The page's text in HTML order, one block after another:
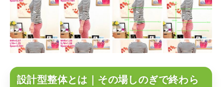
設計型整体とは｜その場しのぎで終わら